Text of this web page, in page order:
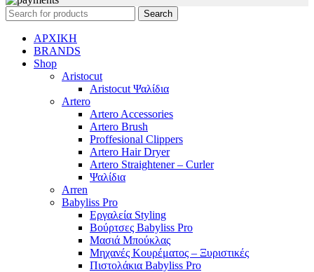
Search
ΑΡΧΙΚΗ
BRANDS
Shop
Aristocut
Aristocut Ψαλίδια
Artero
Artero Accessories
Artero Brush
Proffesional Clippers
Artero Hair Dryer
Artero Straightener – Curler
Ψαλίδια
Arren
Babyliss Pro
Εργαλεία Styling
Βούρτσες Babyliss Pro
Μασιά Μπούκλας
Μηχανές Κουρέματος – Ξυριστικές
Πιστολάκια Babyliss Pro